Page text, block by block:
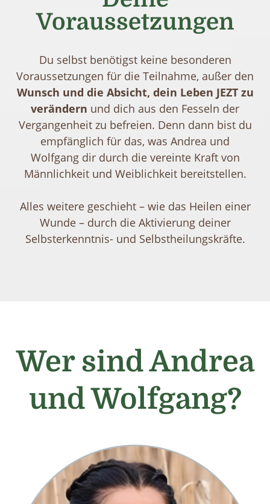
Voraussetzungen
Du selbst benötigst keine besonderen
Voraussetzungen für die Teilnahme, außer den
Wunsch und die Absicht, dein Leben JEZT zu
verändern und dich aus den Fesseln der
Vergangenheit zu befreien. Denn dann bist du
empfänglich für das, was Andrea und
Wolfgang dir durch die vereinte Kraft von
Männlichkeit und Weiblichkeit bereitstellen.
Alles weitere geschieht – wie das Heilen einer
Wunde – durch die Aktivierung deiner
Selbsterkenntnis- und Selbstheilungskräfte.
Wer sind Andrea
und Wolfgang?